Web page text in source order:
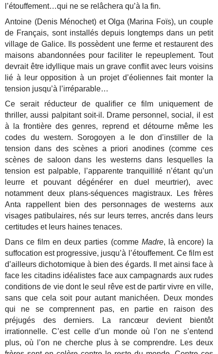
l’étouffement…qui ne se relâchera qu’à la fin.
Antoine (Denis Ménochet) et Olga (Marina Foïs), un couple
de Français, sont installés depuis longtemps dans un petit
village de Galice. Ils possèdent une ferme et restaurent des
maisons abandonnées pour faciliter le repeuplement. Tout
devrait être idyllique mais un grave conflit avec leurs voisins
lié à leur opposition à un projet d’éoliennes fait monter la
tension jusqu’à l’irréparable…
Ce serait réducteur de qualifier ce film uniquement de
thriller, aussi palpitant soit-il. Drame personnel, social, il est
à la frontière des genres, reprend et détourne même les
codes du western. Sorogoyen a le don d’instiller de la
tension dans des scènes a priori anodines (comme ces
scènes de saloon dans les westerns dans lesquelles la
tension est palpable, l’apparente tranquillité n’étant qu’un
leurre et pouvant dégénérer en duel meurtrier), avec
notamment deux plans-séquences magistraux. Les frères
Anta rappellent bien des personnages de westerns aux
visages patibulaires, nés sur leurs terres, ancrés dans leurs
certitudes et leurs haines tenaces.
Dans ce film en deux parties (comme Madre, là encore) la
suffocation est progressive, jusqu’à l’étouffement. Ce film est
d’ailleurs dichotomique à bien des égards. Il met ainsi face à
face les citadins idéalistes face aux campagnards aux rudes
conditions de vie dont le seul rêve est de partir vivre en ville,
sans que cela soit pour autant manichéen. Deux mondes
qui ne se comprennent pas, en partie en raison des
préjugés des derniers. La rancœur devient bientôt
irrationnelle. C’est celle d’un monde où l’on ne s’entend
plus, où l’on ne cherche plus à se comprendre. Les deux